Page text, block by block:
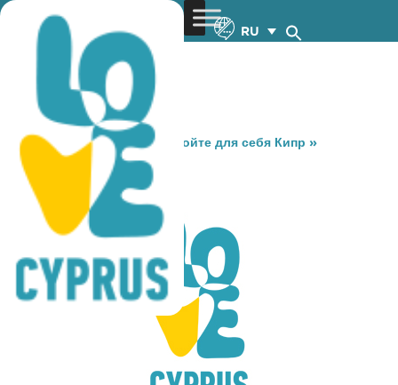
RU
You are here: Home »Откройте для себя Кипр »
Gastronomy
» AL- BAIK
AL- BAIK